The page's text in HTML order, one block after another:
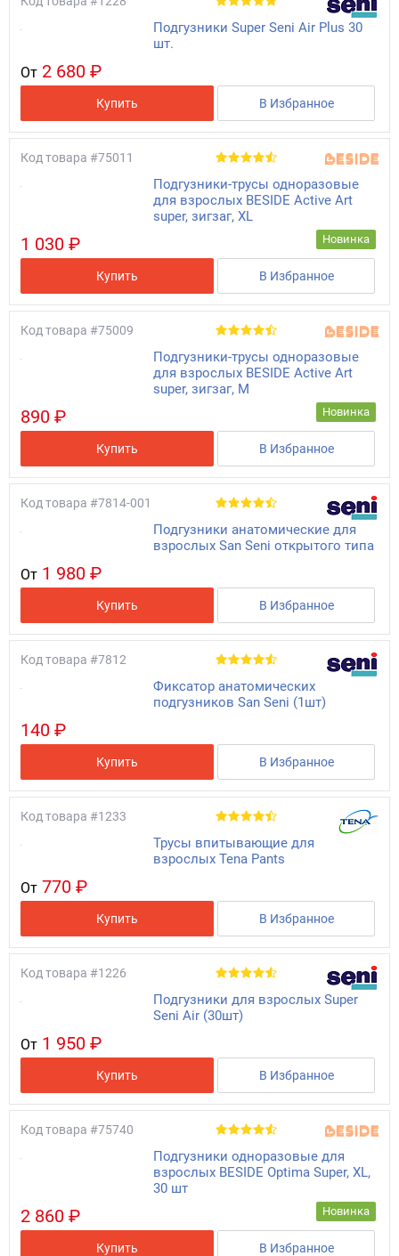
Подгузники Super Seni Air Plus 30
шт.
От 2 680 ₽
Купить В Избранное
Код товара #75011
Подгузники-трусы одноразовые
для взрослых BESIDE Active Art
super, зигзаг, XL
Новинка
1 030 ₽
Купить В Избранное
Код товара #75009
Подгузники-трусы одноразовые
для взрослых BESIDE Active Art
super, зигзаг, М
Новинка
890 ₽
Купить В Избранное
Код товара #7814-001
Подгузники анатомические для
взрослых San Seni открытого типа
От 1 980 ₽
Купить В Избранное
Код товара #7812
Фиксатор анатомических
подгузников San Seni (1шт)
140 ₽
Купить В Избранное
Код товара #1233
Трусы впитывающие для
взрослых Tena Pants
От 770 ₽
Купить В Избранное
Код товара #1226
Подгузники для взрослых Super
Seni Air (30шт)
От 1 950 ₽
Купить В Избранное
Код товара #75740
Подгузники одноразовые для
взрослых BESIDE Optima Super, XL,
30 шт
Новинка
2 860 ₽
Купить В Избранное